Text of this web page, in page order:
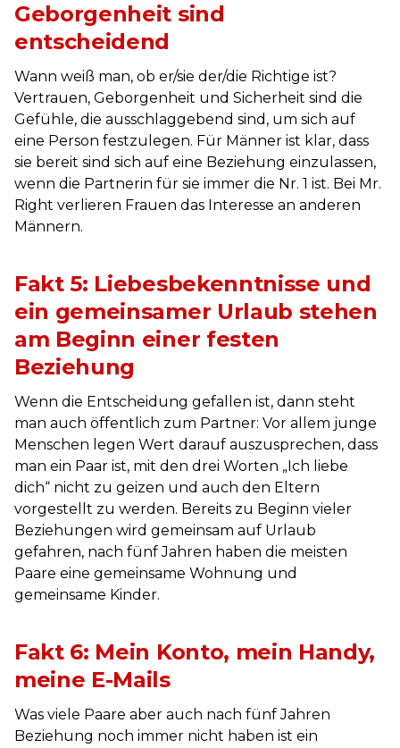
Geborgenheit sind
entscheidend
Wann weiß man, ob er/sie der/die Richtige ist?
Vertrauen, Geborgenheit und Sicherheit sind die
Gefühle, die ausschlaggebend sind, um sich auf
eine Person festzulegen. Für Männer ist klar, dass
sie bereit sind sich auf eine Beziehung einzulassen,
wenn die Partnerin für sie immer die Nr. 1 ist. Bei Mr.
Right verlieren Frauen das Interesse an anderen
Männern.
Fakt 5: Liebesbekenntnisse und
ein gemeinsamer Urlaub stehen
am Beginn einer festen
Beziehung
Wenn die Entscheidung gefallen ist, dann steht
man auch öffentlich zum Partner: Vor allem junge
Menschen legen Wert darauf auszusprechen, dass
man ein Paar ist, mit den drei Worten „Ich liebe
dich“ nicht zu geizen und auch den Eltern
vorgestellt zu werden. Bereits zu Beginn vieler
Beziehungen wird gemeinsam auf Urlaub
gefahren, nach fünf Jahren haben die meisten
Paare eine gemeinsame Wohnung und
gemeinsame Kinder.
Fakt 6: Mein Konto, mein Handy,
meine E-Mails
Was viele Paare aber auch nach fünf Jahren
Beziehung noch immer nicht haben ist ein